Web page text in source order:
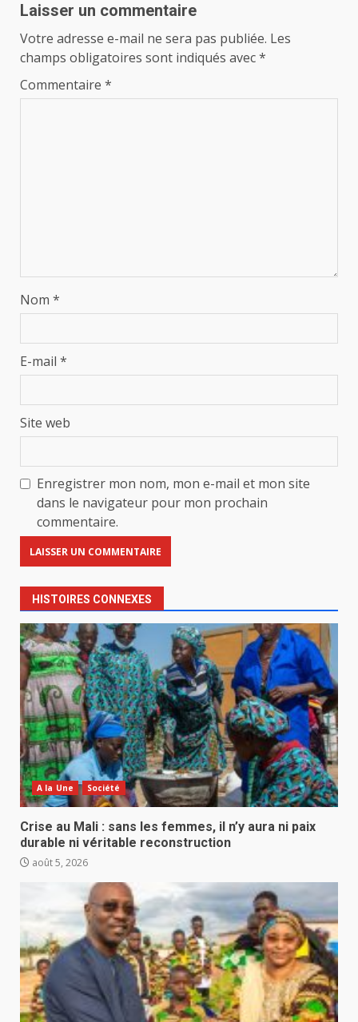
Laisser un commentaire
Votre adresse e-mail ne sera pas publiée. Les
champs obligatoires sont indiqués avec*
Commentaire *
Nom *
E-mail *
Site web
Enregistrer mon nom, mon e-mail et mon site
dans le navigateur pour mon prochain
commentaire.
HISTOIRES CONNEXES
A la Une Société
Crise au Mali : sans les femmes, il n’y aura ni paix
durable ni véritable reconstruction
août 5, 2026